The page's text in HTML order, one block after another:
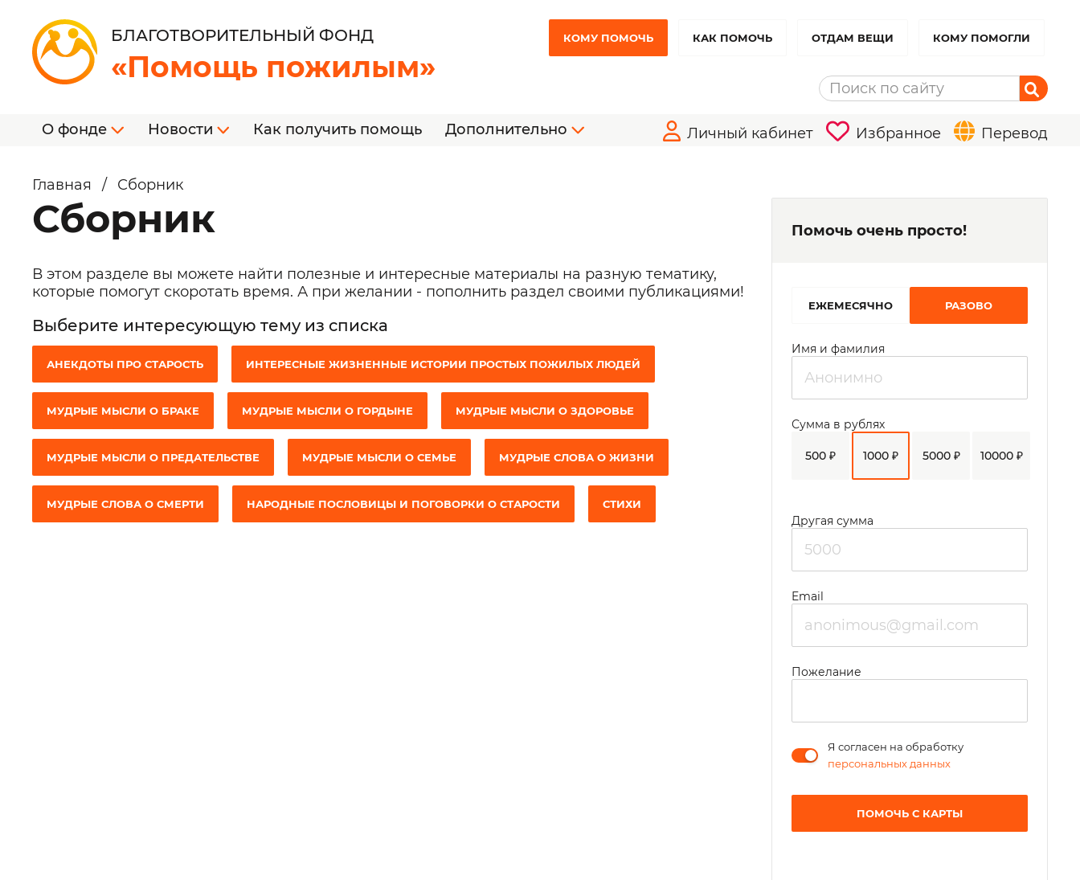
БЛАГОТВОРИТЕЛЬНЫЙ ФОНД
«Помощь пожилым»
КОМУ ПОМОЧЬ КАК ПОМОЧЬ ОТДАМ ВЕЩИ КОМУ ПОМОГЛИ
О фонде Новости Как получить помощь Дополнительно Личный кабинет Избранное Перевод
Главная / Сборник
Сборник
В этом разделе вы можете найти полезные и интересные материалы на разную тематику,
которые помогут скоротать время. А при желании - пополнить раздел своими публикациями!
Выберите интересующую тему из списка
АНЕКДОТЫ ПРО СТАРОСТЬ ИНТЕРЕСНЫЕ ЖИЗНЕННЫЕ ИСТОРИИ ПРОСТЫХ ПОЖИЛЫХ ЛЮДЕЙ
МУДРЫЕ МЫСЛИ О БРАКЕ МУДРЫЕ МЫСЛИ О ГОРДЫНЕ МУДРЫЕ МЫСЛИ О ЗДОРОВЬЕ
МУДРЫЕ МЫСЛИ О ПРЕДАТЕЛЬСТВЕ МУДРЫЕ МЫСЛИ О СЕМЬЕ МУДРЫЕ СЛОВА О ЖИЗНИ
МУДРЫЕ СЛОВА О СМЕРТИ НАРОДНЫЕ ПОСЛОВИЦЫ И ПОГОВОРКИ О СТАРОСТИ СТИХИ
Помочь очень просто!
EЖЕМЕСЯЧНО РАЗОВО
Имя и фамилия
500 ₽ 1000 ₽ 5000 ₽ 10000 ₽
Сумма в рублях
Другая сумма
Email
Пожелание
Я согласен на обработку
персональных данных
ПОМОЧЬ С КАРТЫ